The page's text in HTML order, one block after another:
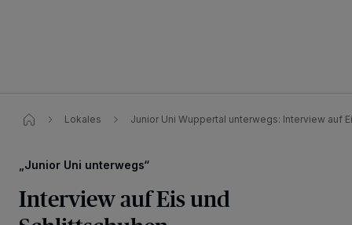
Lokales Junior Uni Wuppertal unterwegs: Interview auf
„Junior Uni unterwegs“
Interview auf Eis und